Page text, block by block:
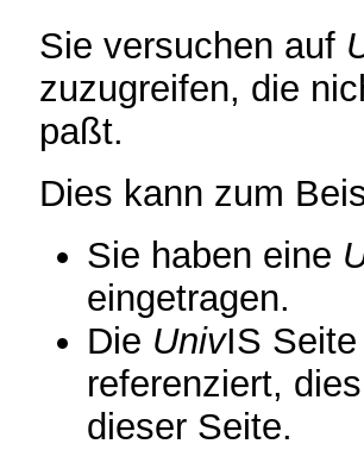
Sie versuchen auf
zuzugreifen, die
paßt.
Dies kann zum
Sie haben eine
eingetragen.
Die UnivIS
referenziert,
dieser Seite.